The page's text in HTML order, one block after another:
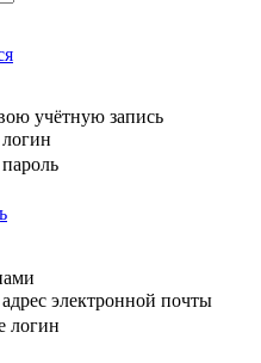
учётную запись
электронной почты
логин